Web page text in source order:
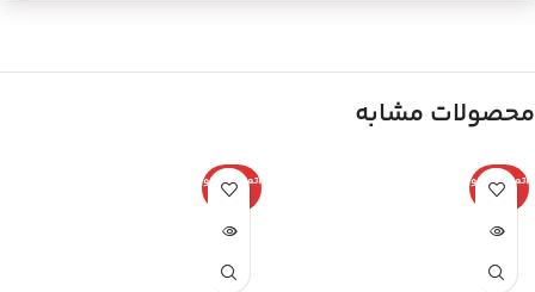
محصولات مشابه
اتمام موجو
دی
اتمام موجو
دی